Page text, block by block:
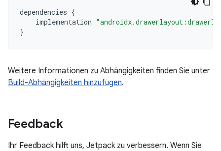
dependencies {
implementation
}
Weitere Informationen zu Abhängigkeiten finden Sie unter
Build-Abhängigkeiten hinzufügen.
Feedback
Ihr Feedback hilft uns, Jetpack zu verbessern. Wenn Sie